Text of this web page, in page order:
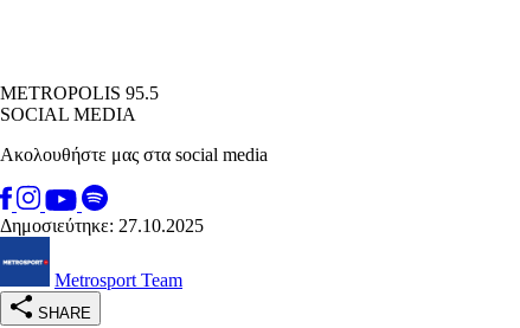
METROPOLIS 95.5
SOCIAL MEDIA
Ακολουθήστε μας στα social media
Δημοσιεύτηκε: 27.10.2025
Metrosport Team
SHARE